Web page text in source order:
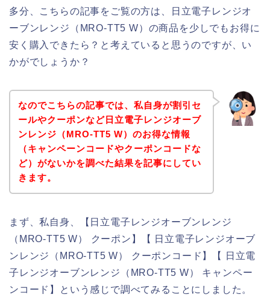
多分、こちらの記事をご覧の方は、日立電子レンジオ
ーブンレンジ（MRO-TT5 W）の商品を少しでもお得に
安く購入できたら？と考えていると思うのですが、い
かがでしょうか？
なのでこちらの記事では、私自身が割引セ
ールやクーポンなど日立電子レンジオーブ
ンレンジ（MRO-TT5 W）のお得な情報
（キャンペーンコードやクーポンコードな
ど）がないかを調べた結果を記事にしてい
きます。
まず、私自身、【日立電子レンジオーブンレンジ
（MRO-TT5 W） クーポン】【 日立電子レンジオーブ
ンレンジ（MRO-TT5 W） クーポンコード】【 日立電
子レンジオーブンレンジ（MRO-TT5 W） キャンペー
ンコード】という感じで調べてみることにしました。